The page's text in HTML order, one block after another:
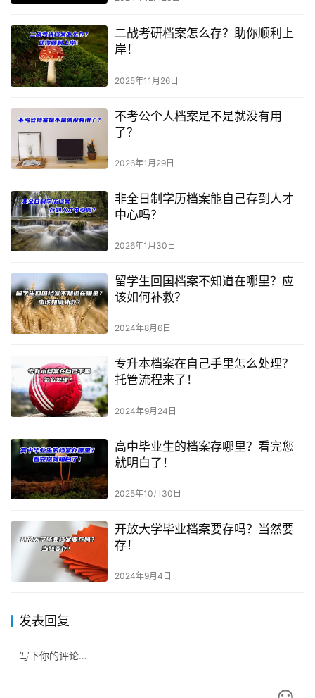
二战考研档案怎么存？助你顺利上
岸！
2025年11月26日
不考公个人档案是不是就没有用
了？
2026年1月29日
非全日制学历档案能自己存到人才
中心吗？
2026年1月30日
留学生回国档案不知道在哪里？应
该如何补救？
2024年8月6日
专升本档案在自己手里怎么处理？
托管流程来了！
2024年9月24日
高中毕业生的档案存哪里？看完您
就明白了！
2025年10月30日
开放大学毕业档案要存吗？当然要
存！
2024年9月4日
发表回复